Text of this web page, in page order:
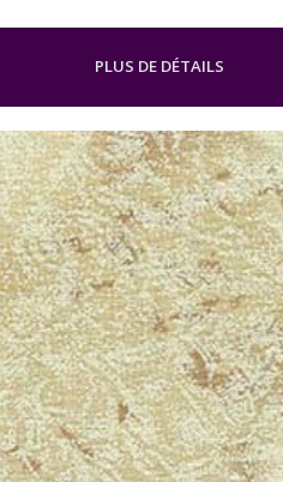
PLUS DE DÉTAILS